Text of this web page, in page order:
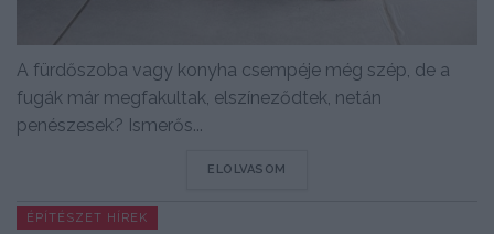
A fürdőszoba vagy konyha csempéje még szép, de a
fugák már megfakultak, elszíneződtek, netán
penészesek? Ismerős...
ELOLVASOM
ÉPÍTÉSZET HÍREK